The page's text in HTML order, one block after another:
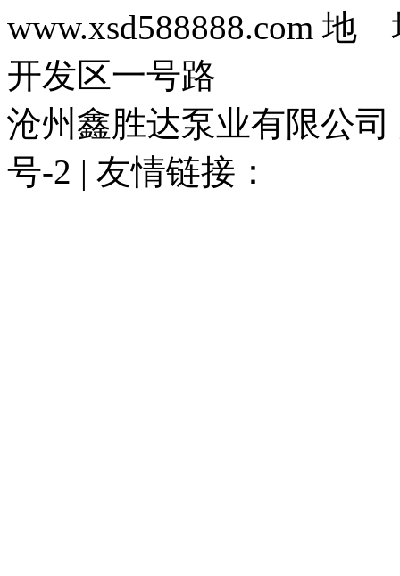
www.xsd588888.com 地
开发区一号路
沧州鑫胜达泵业有限公司
号-2 | 友情链接：